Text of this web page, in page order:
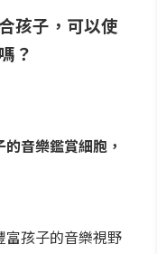
孩子，可以使
？
音樂鑑賞細胞，
富孩子的音樂視野